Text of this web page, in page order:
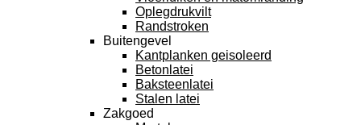
Oplegdrukvilt
Randstroken
Buitengevel
Kantplanken geisoleerd
Betonlatei
Baksteenlatei
Stalen latei
Zakgoed